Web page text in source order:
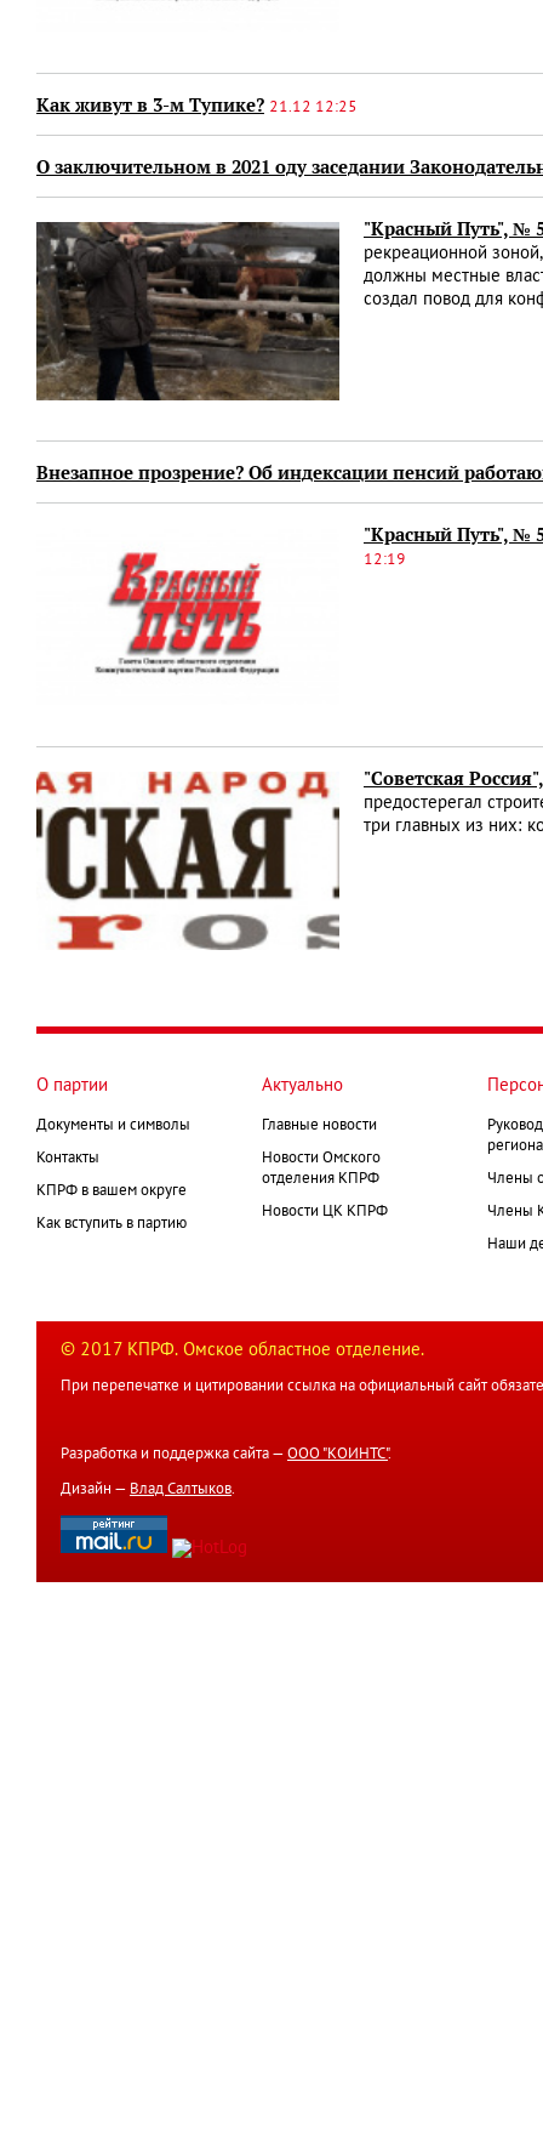
Как живут в 3-м Тупике? 21.12 12:25
О заключительном в 2021 оду заседании
"Красный Путь", №
рекреационной
должны местные
создал повод для
Внезапное прозрение? Об индексации пенсий
"Красный Путь", №
12:19
"Советская
предостерегал
три главных из них:
О партии
Документы и символы
Контакты
КПРФ в вашем округе
Как вступить в партию
Актуально
Главные новости
Новости Омского
отделения КПРФ
Новости ЦК КПРФ
Члены
Члены
Наши
© 2017 КПРФ. Омское областное отделение.
При перепечатке и цитировании ссылка на официальный сайт
Разработка и поддержка сайта — ООО "КОИНТС".
Дизайн — Влад Салтыков.